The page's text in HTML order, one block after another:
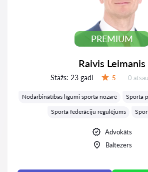
PREMIUM
Raivis Leimanis
Stāžs: 23 gadi 5 0
Nodarbinātības līgumi sporta nozarē
Sporta
Sporta federāciju regulējums
Advokāts
Baltezers